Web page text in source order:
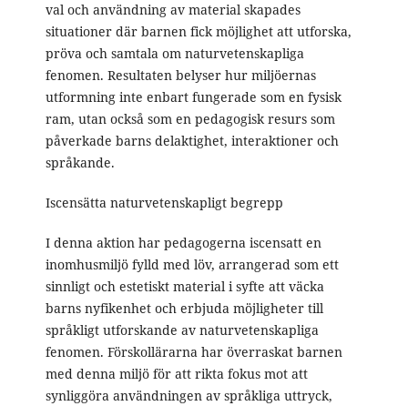
val och användning av material skapades
situationer där barnen fick möjlighet att utforska,
pröva och samtala om naturvetenskapliga
fenomen. Resultaten belyser hur miljöernas
utformning inte enbart fungerade som en fysisk
ram, utan också som en pedagogisk resurs som
påverkade barns delaktighet, interaktioner och
språkande.
Iscensätta naturvetenskapligt begrepp
I denna aktion har pedagogerna iscensatt en
inomhusmiljö fylld med löv, arrangerad som ett
sinnligt och estetiskt material i syfte att väcka
barns nyfikenhet och erbjuda möjligheter till
språkligt utforskande av naturvetenskapliga
fenomen. Förskollärarna har överraskat barnen
med denna miljö för att rikta fokus mot att
synliggöra användningen av språkliga uttryck,